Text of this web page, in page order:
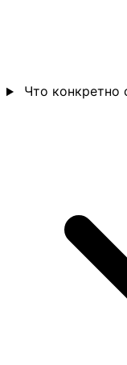
Что конкретно